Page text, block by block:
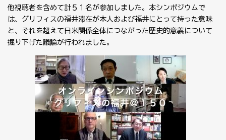
他視聴者を含めて計５１名が参加しました。本シンポジウムで
は、グリフィスの福井滞在が本人および福井にとって持った意味
と、それを超えて日米関係全体につながった歴史的意義について
掘り下げた議論が行われました。